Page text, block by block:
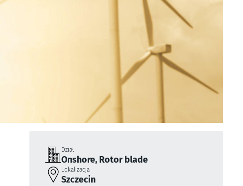
Dział
Onshore, Rotor blade
Lokalizacja
Szczecin